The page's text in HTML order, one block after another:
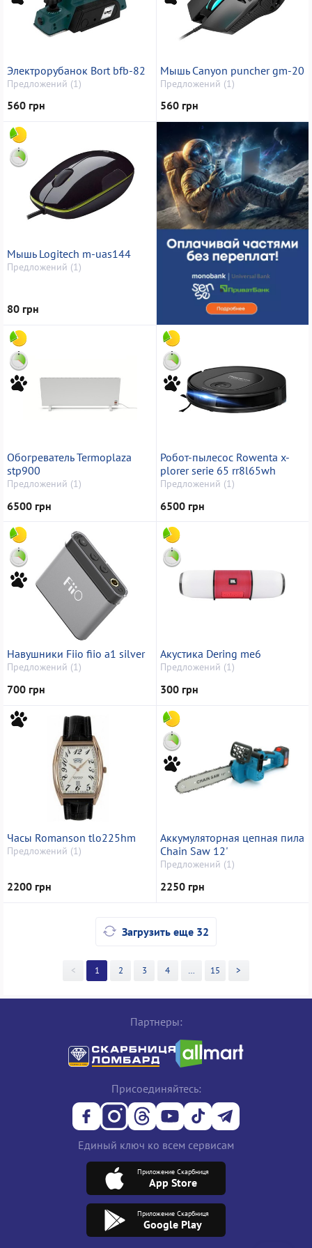
Электрорубанок Bort bfb-82
Предложений (1)
560 грн
Мышь Canyon puncher gm-20
Предложений (1)
560 грн
Мышь Logitech m-uas144
Предложений (1)
80 грн
Обогреватель Termoplaza
stp900
Предложений (1)
6500 грн
Робот-пылесос Rowenta x-
plorer serie 65 rr8l65wh
Предложений (1)
6500 грн
Навушники Fiio fiio a1 silver
Предложений (1)
700 грн
Акустика Dering me6
Предложений (1)
300 грн
Часы Romanson tlo225hm
Предложений (1)
2200 грн
Аккумуляторная цепная пила
Chain Saw 12'
Предложений (1)
2250 грн
Загрузить еще 32
< 1 2 3 4 >> 15 >
Партнеры:
Присоединяйтесь:
Единый ключ ко всем сервисам
Приложение Скарбниця
App Store
Приложение Скарбниця
Google Play